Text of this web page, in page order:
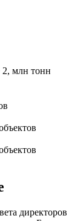
2, млн тонн
директоров